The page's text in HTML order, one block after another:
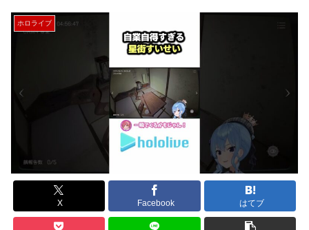
ホロライブ
X Facebook はてブ